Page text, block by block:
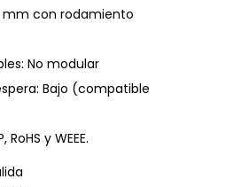
mm con rodamiento
No modular
Bajo (compatible
y WEEE.